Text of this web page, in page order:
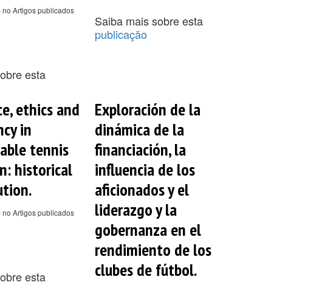
Artigos publicados
esta
Saiba mais sobre esta
publicação
ethics and
in
tennis
historical
Artigos publicados
esta
Exploración de la
dinámica de la
financiación, la
influencia de los
aficionados y el
liderazgo y la
gobernanza en el
rendimiento de los
clubes de fútbol.